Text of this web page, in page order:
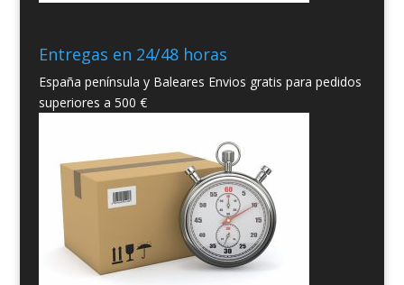
Entregas en 24/48 horas
España península y Baleares Envios gratis para pedidos
superiores a 500 €